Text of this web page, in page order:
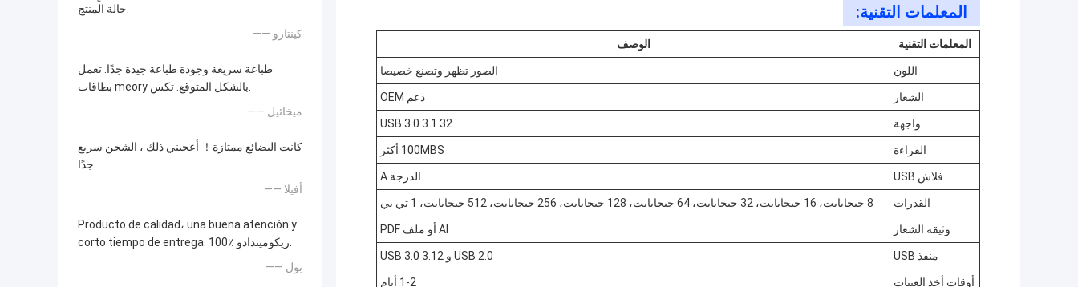
حالة المنتج.
—— كينتارو
طباعة سريعة وجودة طباعة جيدة جدًا. تعمل
بطاقات meory بالشكل المتوقع. تكس.
—— ميخائيل
كانت البضائع ممتازة！ أعجبني ذلك ، الشحن سريع
جدًا.
—— أفيلا
Producto de calidad، una buena atención y
corto tiempo de entrega. 100٪ ريكوميندادو.
—— بول
المعلمات التقنية:
المعلمات التقنية الوصف
اللون الصور تظهر وتصنع خصيصا
الشعار دعم OEM
واجهة USB 3.0 3.1 32
القراءة 100MBS أكثر
فلاش USB الدرجة A
القدرات 8 جيجابايت، 16 جيجابايت، 32 جيجابايت، 64 جيجابايت، 128 جيجابايت، 256 جيجابايت، 512 جيجابايت، 1 تي بي
وثيقة الشعار AI أو ملف PDF
منفذ USB USB 2.0 و USB 3.0 3.12
أوقات أخذ العينات 1-2 أيام